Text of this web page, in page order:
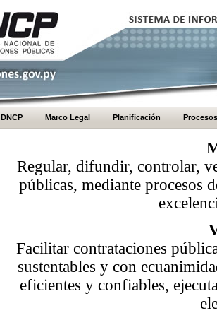
DNCP Marco Legal Planificación Procesos
Regular, difundir, controlar,
públicas, mediante procesos
Facilitar contrataciones
sustentables y con
eficientes y confiables,